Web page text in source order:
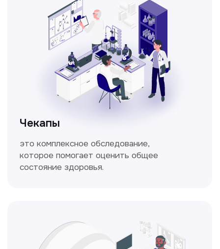
Метод исследования функции внешнего
дыхания, включающий в себя измерение
объёмных и скоростных показателей
позволяющая внимательно осмотреть
шейку матки с помощью специального
прибора — кольпоскопа.